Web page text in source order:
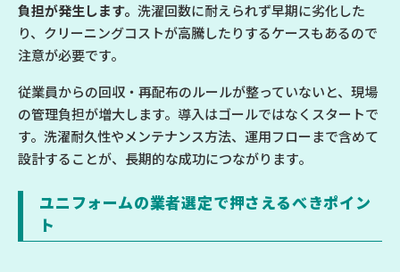
負担が発生します。 洗濯回数に耐えられず早期に劣化した
り、クリーニングコストが高騰したりするケースもあるので
注意が必要です。
従業員からの回収・再配布のルールが整っていないと、現場
の管理負担が増大します。導入はゴールではなくスタートで
す。洗濯耐久性やメンテナンス方法、運用フローまで含めて
設計することが、長期的な成功につながります。
ユニフォームの業者選定で押さえるべきポイン
ト